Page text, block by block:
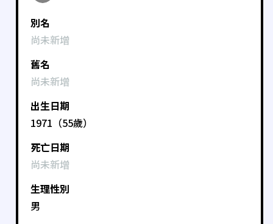
別名
尚未新增
舊名
尚未新增
出生日期
1971（55歲）
死亡日期
尚未新增
生理性別
男